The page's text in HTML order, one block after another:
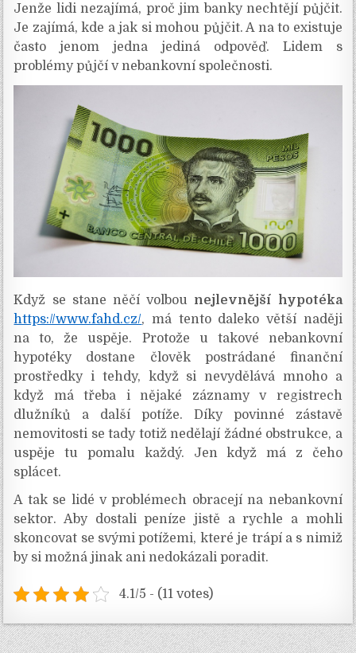
Jenže lidi nezajímá, proč jim banky nechtějí půjčit.
Je zajímá, kde a jak si mohou půjčit. A na to existuje
často jenom jedna jediná odpověď. Lidem s
problémy půjčí v nebankovní společnosti.
Když se stane něčí volbou nejlevnější hypotéka
https://www.fahd.cz/, má tento daleko větší naději
na to, že uspěje. Protože u takové nebankovní
hypotéky dostane člověk postrádané finanční
prostředky i tehdy, když si nevydělává mnoho a
když má třeba i nějaké záznamy v registrech
dlužníků a další potíže. Díky povinné zástavě
nemovitosti se tady totiž nedělají žádné obstrukce, a
uspěje tu pomalu každý. Jen když má z čeho
splácet.
A tak se lidé v problémech obracejí na nebankovní
sektor. Aby dostali peníze jistě a rychle a mohli
skoncovat se svými potížemi, které je trápí a s nimiž
by si možná jinak ani nedokázali poradit.
4.1/5 - (11 votes)